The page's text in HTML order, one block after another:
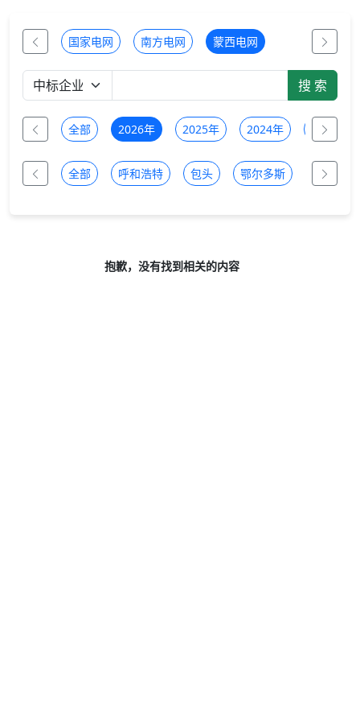
国家电网 南方电网 蒙西电网
全部 2026年 2025年 2024年 2023年
全部 呼和浩特 包头 鄂尔多斯 乌兰察布
抱歉，没有找到相关的内容